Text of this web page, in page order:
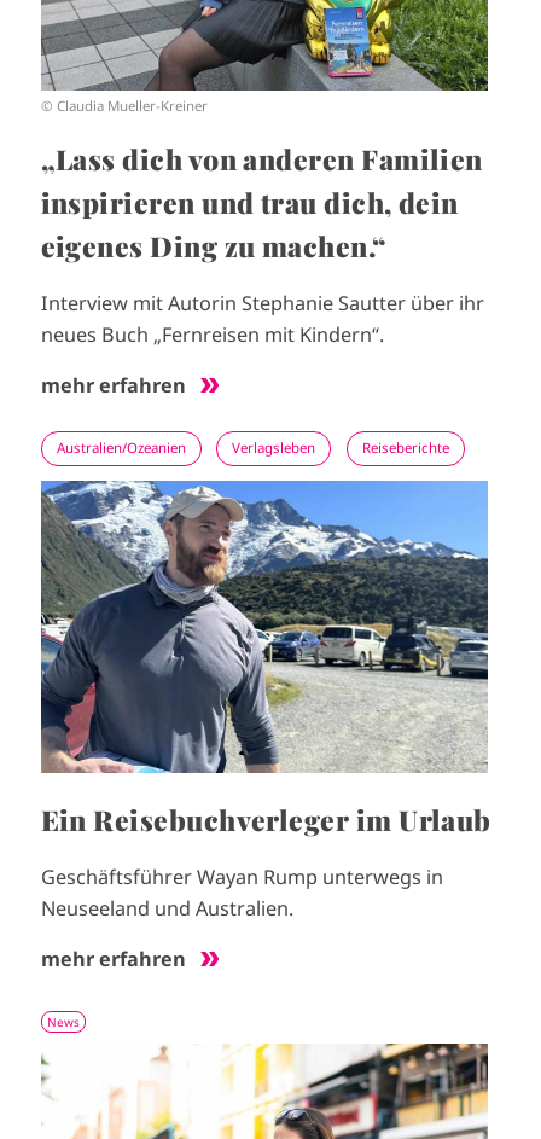
© Claudia Mueller-Kreiner
„Lass dich von anderen Familien
inspirieren und trau dich, dein
eigenes Ding zu machen.“
Interview mit Autorin Stephanie Sautter über ihr
neues Buch „Fernreisen mit Kindern“.
mehr erfahren
Australien/Ozeanien Verlagsleben Reiseberichte
I
m
a
g
e
Ein Reisebuchverleger im Urlaub
Geschäftsführer Wayan Rump unterwegs in
Neuseeland und Australien.
mehr erfahren
News
I
m
a